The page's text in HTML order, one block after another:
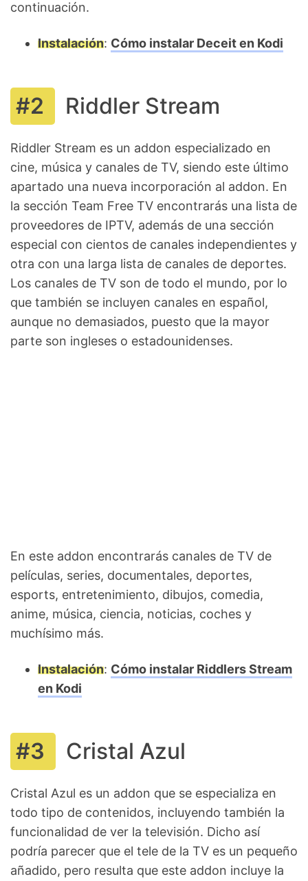
continuación.
Instalación: Cómo instalar Deceit en Kodi
Riddler Stream
Riddler Stream es un addon especializado en
cine, música y canales de TV, siendo este último
apartado una nueva incorporación al addon. En
la sección Team Free TV encontrarás una lista de
proveedores de IPTV, además de una sección
especial con cientos de canales independientes y
otra con una larga lista de canales de deportes.
Los canales de TV son de todo el mundo, por lo
que también se incluyen canales en español,
aunque no demasiados, puesto que la mayor
parte son ingleses o estadounidenses.
En este addon encontrarás canales de TV de
películas, series, documentales, deportes,
esports, entretenimiento, dibujos, comedia,
anime, música, ciencia, noticias, coches y
muchísimo más.
Instalación: Cómo instalar Riddlers Stream
en Kodi
Cristal Azul
Cristal Azul es un addon que se especializa en
todo tipo de contenidos, incluyendo también la
funcionalidad de ver la televisión. Dicho así
podría parecer que el tele de la TV es un pequeño
añadido, pero resulta que este addon incluye la